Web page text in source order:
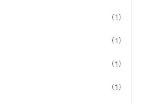
(1)
(1)
(1)
(1)